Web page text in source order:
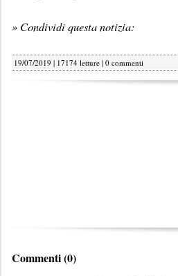
» Condividi questa notizia:
19/07/2019 | 17174 letture | 0 commenti
Commenti (0)